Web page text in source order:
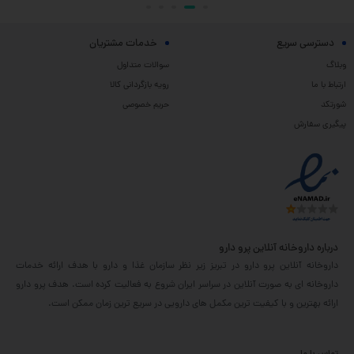
دسترسی سریع
وبلاگ
ارتباط با ما
شورتکد
پیگیری سفارش
خدمات مشتریان
سوالات متداول
رویه بازگردانی کالا
حریم خصوصی
درباره داروخانه آنلاین پرو دارو
داروخانه آنلاین پرو دارو در تبریز زیر نظر سازمان غذا و دارو با هدف ارائه خدمات
داروخانه ای به صورت آنلاین در سراسر ایران شروع به فعالیت کرده است. هدف پرو دارو
ارائه بهترین و با کیفیت ترین مکمل های دارویی در سریع ترین زمان ممکن است.